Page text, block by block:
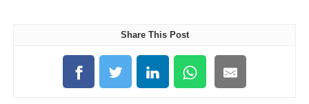
Share This Post